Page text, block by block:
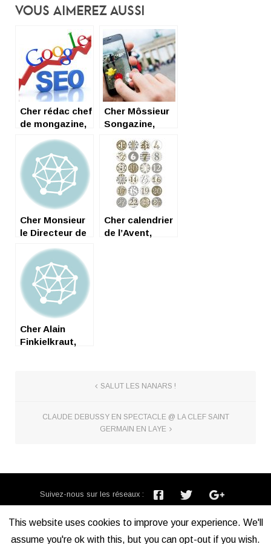
Vous Aimerez Aussi
Cher rédac chef
de mongazine,
gongasine,
Cher Môssieur
Songazine,
Cher Monsieur
le Directeur de
Cher calendrier
de l’Avent,
Cher Alain
Finkielkraut,
SALUT LES NANARS !
CLAUDE DEBUSSY EN SPECTACLE @ LA CLEF SAINT
GERMAIN EN LAYE
Suivez-nous sur les réseaux :
This website uses cookies to improve your experience. We'll
assume you're ok with this, but you can opt-out if you wish.